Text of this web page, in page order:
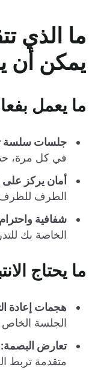
يمكن أن
ما يعمل
جلسات سلسة
في كل مرة،
أمان يركز
الطرف للطرف،
شفافية
الخاصة بك
ما يحتاج
هجمات إعادة
الجلسة
تعارض البصمة:
متقدمة تربط